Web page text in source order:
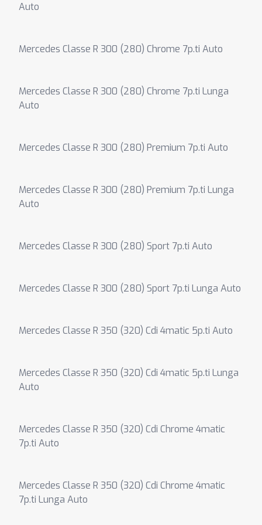
Auto
Mercedes Classe R 300 (280) Chrome 7p.ti Auto
Mercedes Classe R 300 (280) Chrome 7p.ti Lunga
Auto
Mercedes Classe R 300 (280) Premium 7p.ti Auto
Mercedes Classe R 300 (280) Premium 7p.ti Lunga
Auto
Mercedes Classe R 300 (280) Sport 7p.ti Auto
Mercedes Classe R 300 (280) Sport 7p.ti Lunga Auto
Mercedes Classe R 350 (320) Cdi 4matic 5p.ti Auto
Mercedes Classe R 350 (320) Cdi 4matic 5p.ti Lunga
Auto
Mercedes Classe R 350 (320) Cdi Chrome 4matic
7p.ti Auto
Mercedes Classe R 350 (320) Cdi Chrome 4matic
7p.ti Lunga Auto